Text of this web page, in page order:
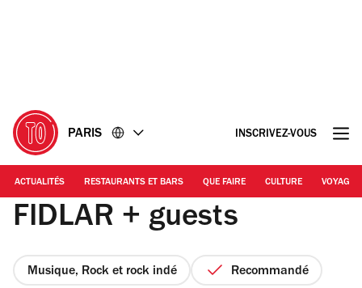
PARIS INSCRIVEZ-VOUS
ACTUALITÉS RESTAURANTS ET BARS QUE FAIRE CULTURE VOYAGE
FIDLAR + guests
Musique, Rock et rock indé Recommandé